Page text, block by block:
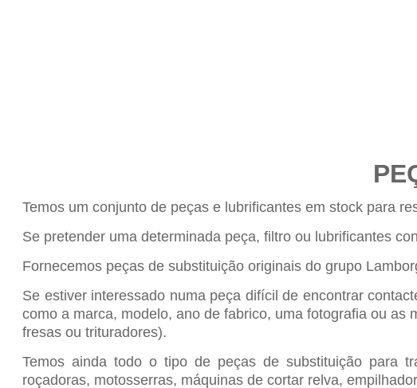
Temos um conjunto de peças e lubrificantes em stock para
Se pretender uma determinada peça, filtro ou lubrificantes
Fornecemos peças de substituição originais do grupo
Se estiver interessado numa peça difícil de encontrar
como a marca, modelo, ano de fabrico, uma fotografia ou
fresas ou trituradores).
Temos ainda todo o tipo de peças de substituição para
roçadoras, motosserras, máquinas de cortar relva,